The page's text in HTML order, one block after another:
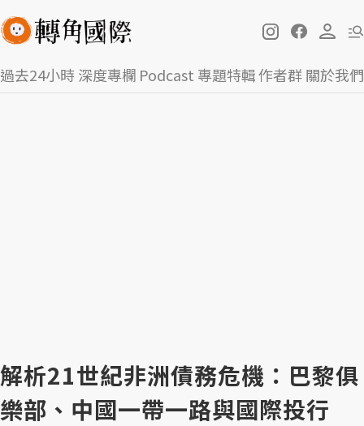
過去24小時深度專欄 Podcast 專題特輯作者群關於我們
解析21世紀非洲債務危機：巴黎俱
樂部、中國一帶一路與國際投行